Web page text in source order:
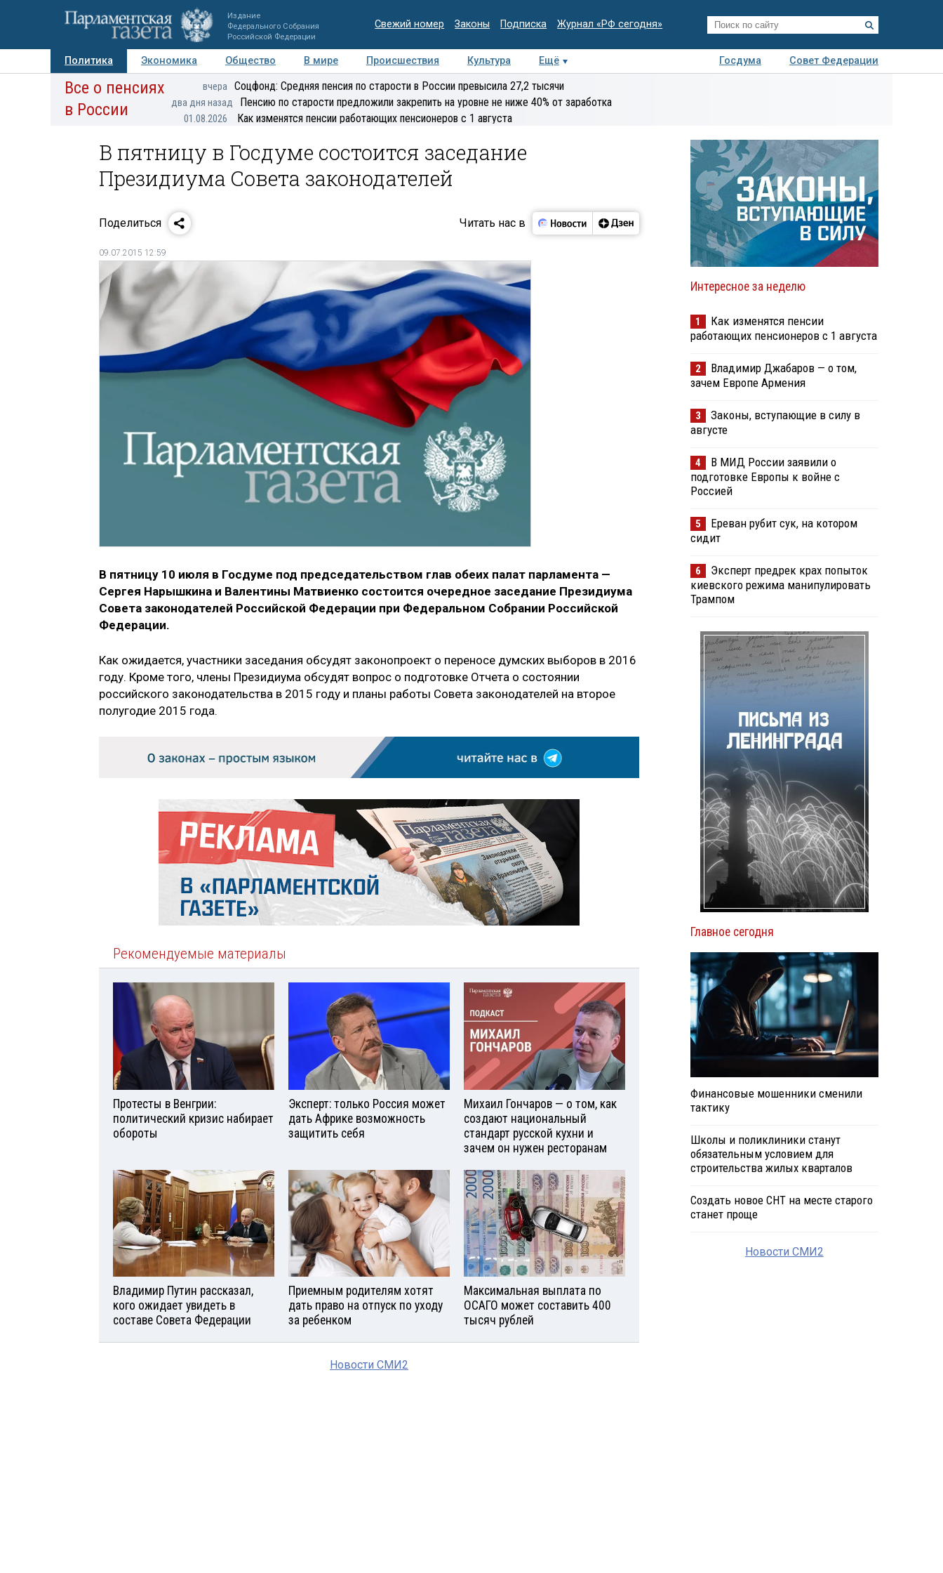
Издание
Федерального Собрания
Российской Федерации
Свежий номер Законы Подписка Журнал «РФ сегодня»
Политика Экономика Общество В мире Происшествия Культура Ещё Госдума
Совет Федерации
Авторы Персоны Мнения Регионы Медиацентр Интервью Колумнисты
экспертиза
Все о пенсиях
в России
вчера Соцфонд: Средняя пенсия по старости в России превысила 27,2 тысячи
два дня назад Пенсию по старости предложили закрепить на уровне не ниже 40% от заработка
01.08.2026 Как изменятся пенсии работающих пенсионеров с 1 августа
В пятницу в Госдуме состоится заседание
Президиума Совета законодателей
Поделиться Читать нас в
09.07.2015 12:59
В пятницу 10 июля в Госдуме под председательством глав обеих палат парламента —
Сергея Нарышкина и Валентины Матвиенко состоится очередное заседание Президиума
Совета законодателей Российской Федерации при Федеральном Собрании Российской
Федерации.
Как ожидается, участники заседания обсудят законопроект о переносе думских выборов в 2016
году. Кроме того, члены Президиума обсудят вопрос о подготовке Отчета о состоянии
российского законодательства в 2015 году и планы работы Совета законодателей на второе
полугодие 2015 года.
Рекомендуемые материалы
Протесты в Венгрии:
политический кризис набирает
обороты
Эксперт: только Россия может
дать Африке возможность
защитить себя
Михаил Гончаров — о том, как
создают национальный
стандарт русской кухни и
зачем он нужен ресторанам
Владимир Путин рассказал,
кого ожидает увидеть в
составе Совета Федерации
Приемным родителям хотят
дать право на отпуск по уходу
за ребенком
Максимальная выплата по
ОСАГО может составить 400
тысяч рублей
Новости СМИ2
Интересное за неделю
1
Как изменятся пенсии
работающих пенсионеров с 1 августа
2
Владимир Джабаров — о том,
зачем Европе Армения
3
Законы, вступающие в силу в
августе
4
В МИД России заявили о
подготовке Европы к войне с
Россией
5
Ереван рубит сук, на котором
сидит
6
Эксперт предрек крах попыток
киевского режима манипулировать
Трампом
Главное сегодня
Финансовые мошенники сменили
тактику
Школы и поликлиники станут
обязательным условием для
строительства жилых кварталов
Создать новое СНТ на месте старого
станет проще
Новости СМИ2